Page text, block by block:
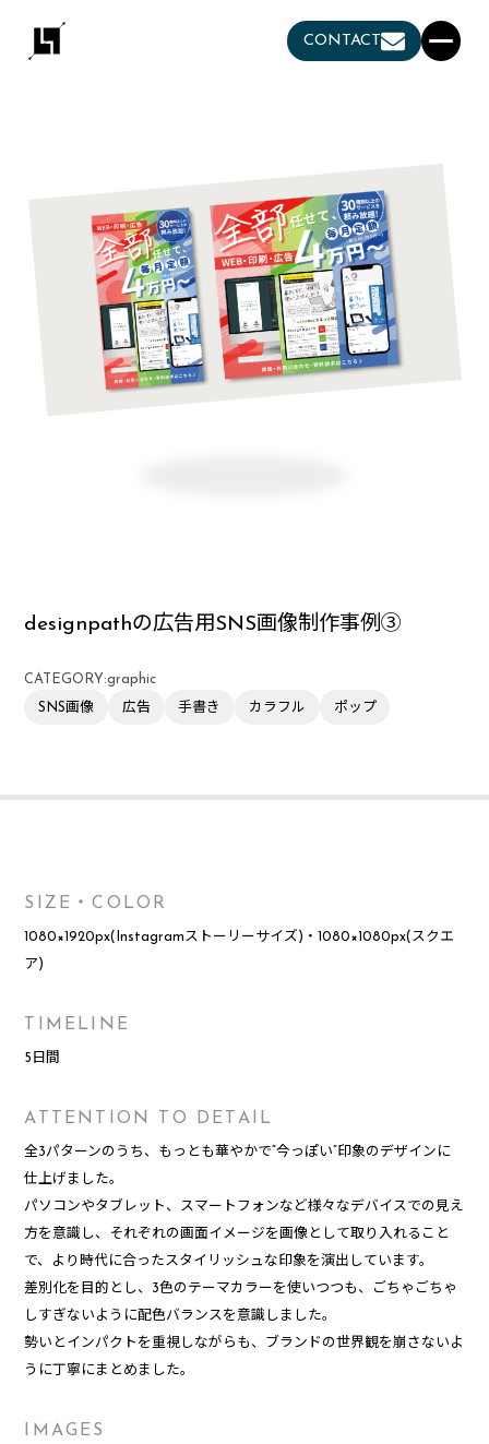
CONTACT
designpathの広告用SNS画像制作事例③
CATEGORY:graphic
SNS画像
広告 手書き カラフル ポップ
SIZE・COLOR
1080×1920px(Instagramストーリーサイズ)・1080×1080px(スクエ
ア)
TIMELINE
5日間
ATTENTION TO DETAIL
全3パターンのうち、もっとも華やかで“今っぽい”印象のデザインに
仕上げました。
パソコンやタブレット、スマートフォンなど様々なデバイスでの見え
方を意識し、それぞれの画面イメージを画像として取り入れること
で、より時代に合ったスタイリッシュな印象を演出しています。
差別化を目的とし、3色のテーマカラーを使いつつも、ごちゃごちゃ
しすぎないように配色バランスを意識しました。
勢いとインパクトを重視しながらも、ブランドの世界観を崩さないよ
うに丁寧にまとめました。
IMAGES